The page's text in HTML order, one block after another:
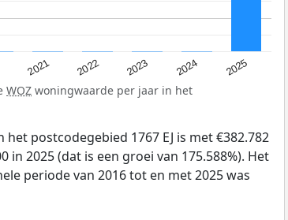
2021 2022 2023 2024 2025
WOZ woningwaarde per jaar in het
postcodegebied 1767 EJ is met €382.782
in 2025 (dat is een groei van 175.588%). Het
periode van 2016 tot en met 2025 was